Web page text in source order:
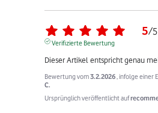
5/5
Verifizierte Bewertung
Dieser Artikel entspricht genau
Bewertung vom3.2.2026 , infolge einer
C.
Ursprünglich veröffentlicht auf